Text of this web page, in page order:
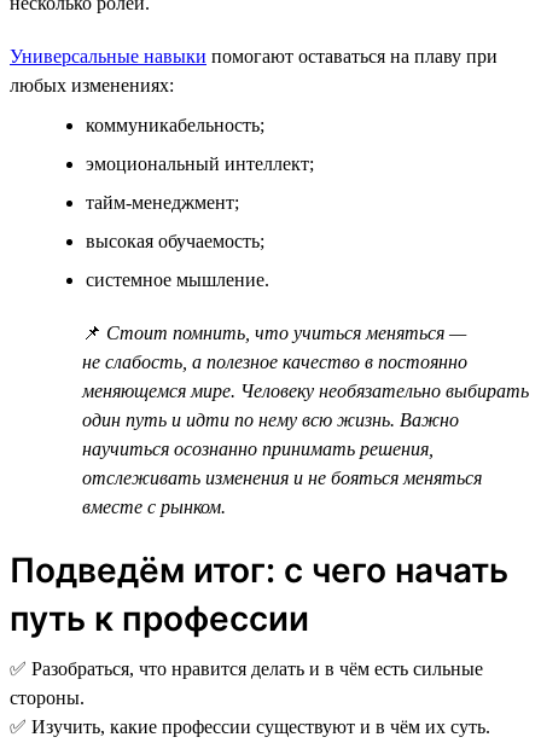
Универсальные навыки помогают оставаться на плаву при
любых изменениях:
коммуникабельность;
эмоциональный интеллект;
тайм-менеджмент;
высокая обучаемость;
системное мышление.
📌 Стоит помнить, что учиться меняться —
не слабость, а полезное качество в постоянно
меняющемся мире. Человеку необязательно выбирать
один путь и идти по нему всю жизнь. Важно
научиться осознанно принимать решения,
отслеживать изменения и не бояться меняться
вместе с рынком.
Подведём итог: с чего начать
путь к профессии
✅ Разобраться, что нравится делать и в чём есть сильные
стороны.
✅ Изучить, какие профессии существуют и в чём их суть.